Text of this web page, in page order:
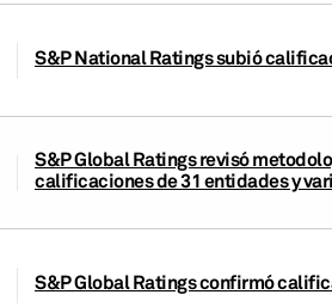
S&P National Ratings subió
S&P Global Ratings revisó
calificaciones de 31 entidades y
S&P Global Ratings confirmó